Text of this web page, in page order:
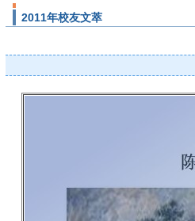
2011年校友文萃